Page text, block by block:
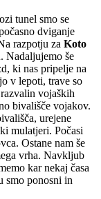
tunel smo se
dviganje
razpotju za Koto
Nadaljujemo še
ki nas pripelje na
v lepoti, trave so
vojaških
bivališče vojakov.
urejene
mulatjeri. Počasi
Ostane nam še
vrha. Navkljub
kar nekaj časa
smo ponosni in